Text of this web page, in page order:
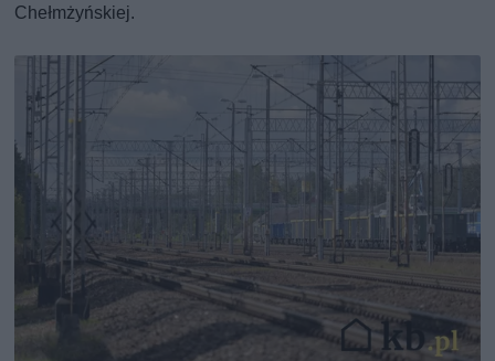
Chełmżyńskiej.